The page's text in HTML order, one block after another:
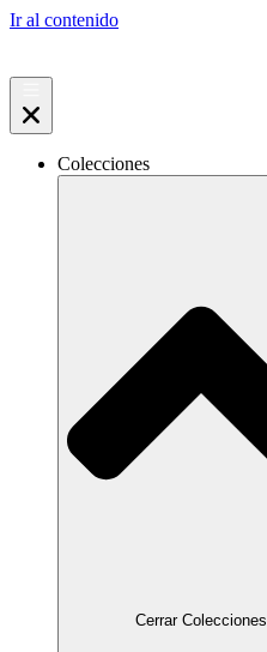
Ir al contenido
Colecciones
Cerrar Colecciones